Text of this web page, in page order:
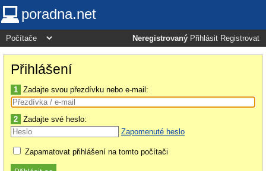
poradna.net
Neregistrovaný Přihlásit Registrovat
Přihlášení
1 Zadajte svou přezdívku nebo e-mail:
2 Zadajte své heslo:
Zapomenuté heslo
Zapamatovat přihlášení na tomto počítači